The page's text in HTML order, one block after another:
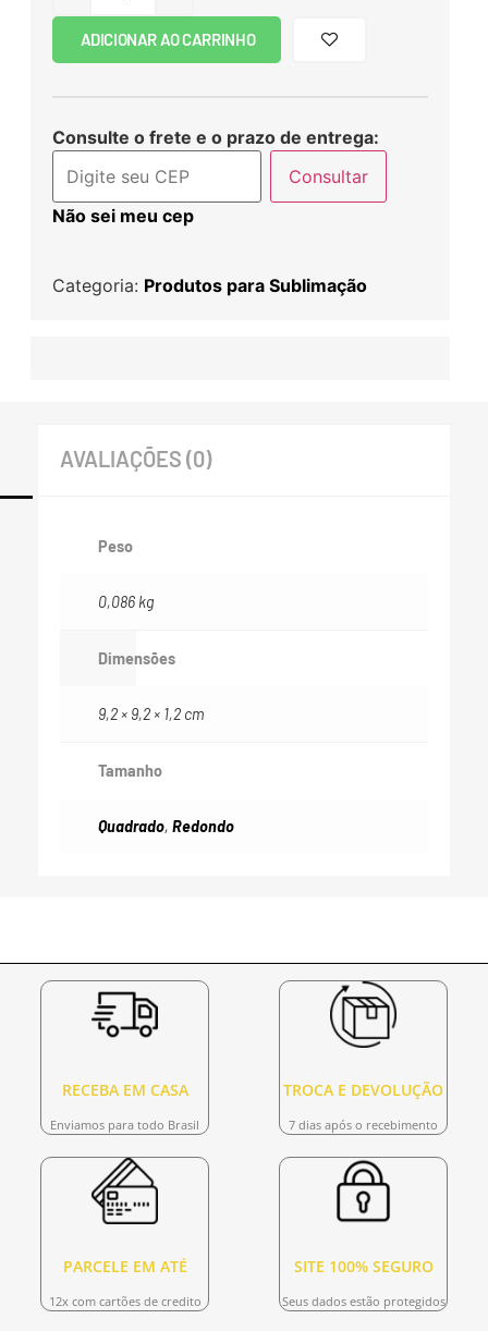
ADICIONAR AO CARRINHO
Consulte o frete e o prazo de entrega:
Consultar
Não sei meu cep
Categoria: Produtos para Sublimação
AVALIAÇÕES (0)
Peso
0,086 kg
Dimensões
9,2 × 9,2 × 1,2 cm
Tamanho
Quadrado, Redondo
RECEBA EM CASA
Enviamos para todo Brasil
TROCA E DEVOLUÇÃO
7 dias após o recebimento
PARCELE EM ATÉ
12x com cartões de credito
SITE 100% SEGURO
Seus dados estão protegidos